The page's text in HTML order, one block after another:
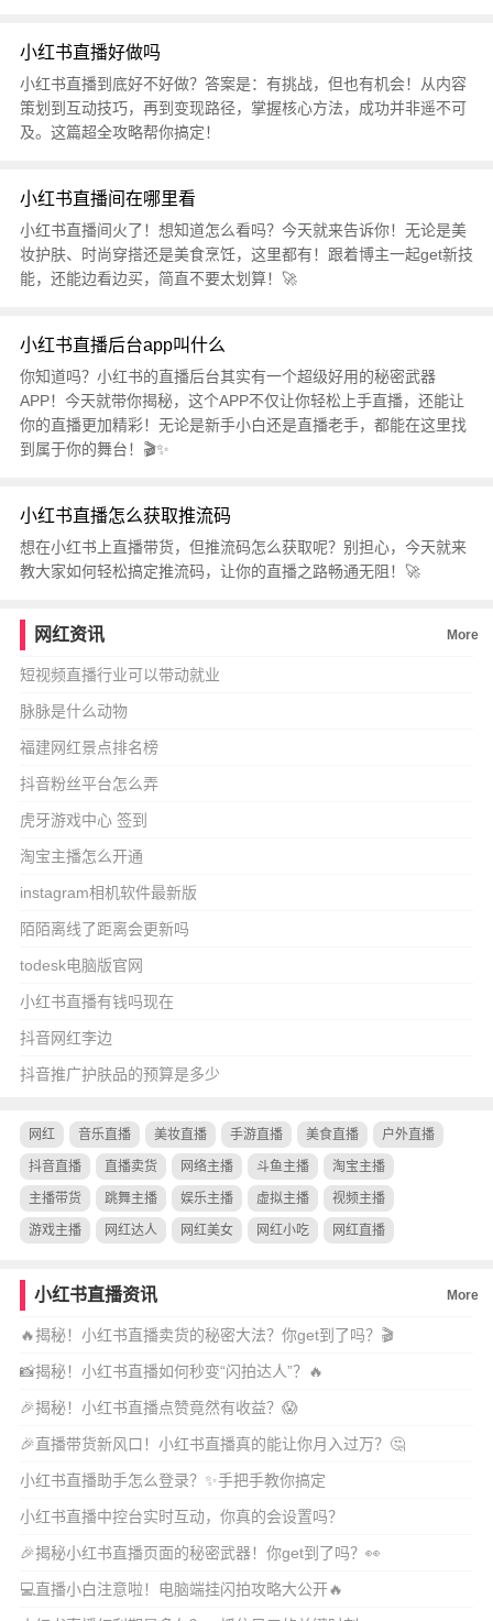
小红书直播好做吗
小红书直播到底好不好做？答案是：有挑战，但也有机会！从内容
策划到互动技巧，再到变现路径，掌握核心方法，成功并非遥不可
及。这篇超全攻略帮你搞定！
小红书直播间在哪里看
小红书直播间火了！想知道怎么看吗？今天就来告诉你！无论是美
妆护肤、时尚穿搭还是美食烹饪，这里都有！跟着博主一起get新技
能，还能边看边买，简直不要太划算！🚀
小红书直播后台app叫什么
你知道吗？小红书的直播后台其实有一个超级好用的秘密武器
APP！今天就带你揭秘，这个APP不仅让你轻松上手直播，还能让
你的直播更加精彩！无论是新手小白还是直播老手，都能在这里找
到属于你的舞台！🎬✨
小红书直播怎么获取推流码
想在小红书上直播带货，但推流码怎么获取呢？别担心，今天就来
教大家如何轻松搞定推流码，让你的直播之路畅通无阻！🚀
网红资讯 More
短视频直播行业可以带动就业
脉脉是什么动物
福建网红景点排名榜
抖音粉丝平台怎么弄
虎牙游戏中心 签到
淘宝主播怎么开通
instagram相机软件最新版
陌陌离线了距离会更新吗
todesk电脑版官网
小红书直播有钱吗现在
抖音网红李边
抖音推广护肤品的预算是多少
网红 音乐直播 美妆直播 手游直播 美食直播 户外直播
抖音直播 直播卖货 网络主播 斗鱼主播 淘宝主播
主播带货 跳舞主播 娱乐主播 虚拟主播 视频主播
游戏主播 网红达人 网红美女 网红小吃 网红直播
小红书直播资讯 More
🔥揭秘！小红书直播卖货的秘密大法？你get到了吗？🎬
📸揭秘！小红书直播如何秒变“闪拍达人”？🔥
🎉揭秘！小红书直播点赞竟然有收益？😱
🎉直播带货新风口！小红书直播真的能让你月入过万？🤔
小红书直播助手怎么登录？✨手把手教你搞定
小红书直播中控台实时互动，你真的会设置吗？
🎉揭秘小红书直播页面的秘密武器！你get到了吗？👀
💻直播小白注意啦！电脑端挂闪拍攻略大公开🔥